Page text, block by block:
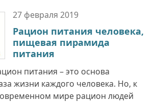
27 февраля 2019
Рацион питания человека,
пищевая пирамида
питания
питания – это основа
жизни каждого человека. Но, к
мире рацион людей